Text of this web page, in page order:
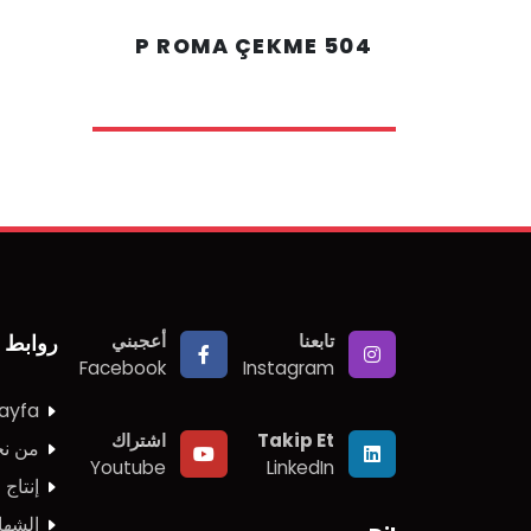
504 P ROMA ÇEKME
من
إنتاج
أعجبني
Facebook
تابعنا
Instagram
اشتراك
Youtube
Takip Et
LinkedIn